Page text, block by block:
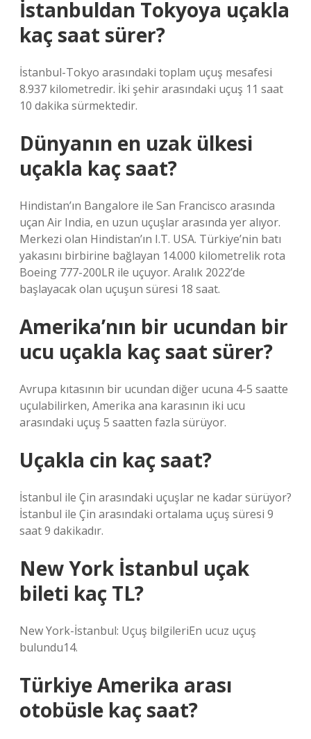
İstanbuldan Tokyoya uçakla
kaç saat sürer?
İstanbul-Tokyo arasındaki toplam uçuş mesafesi
8.937 kilometredir. İki şehir arasındaki uçuş 11 saat
10 dakika sürmektedir.
Dünyanın en uzak ülkesi
uçakla kaç saat?
Hindistan’ın Bangalore ile San Francisco arasında
uçan Air India, en uzun uçuşlar arasında yer alıyor.
Merkezi olan Hindistan’ın I.T. USA. Türkiye’nin batı
yakasını birbirine bağlayan 14.000 kilometrelik rota
Boeing 777-200LR ile uçuyor. Aralık 2022’de
başlayacak olan uçuşun süresi 18 saat.
Amerika’nın bir ucundan bir
ucu uçakla kaç saat sürer?
Avrupa kıtasının bir ucundan diğer ucuna 4-5 saatte
uçulabilirken, Amerika ana karasının iki ucu
arasındaki uçuş 5 saatten fazla sürüyor.
Uçakla cin kaç saat?
İstanbul ile Çin arasındaki uçuşlar ne kadar sürüyor?
İstanbul ile Çin arasındaki ortalama uçuş süresi 9
saat 9 dakikadır.
New York İstanbul uçak
bileti kaç TL?
New York-İstanbul: Uçuş bilgileriEn ucuz uçuş
bulundu14.
Türkiye Amerika arası
otobüsle kaç saat?